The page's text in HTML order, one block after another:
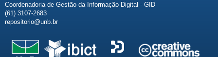
Coordenadoria de Gestão da Informação Digital - GID
(61) 3107-2683
repositorio@unb.br